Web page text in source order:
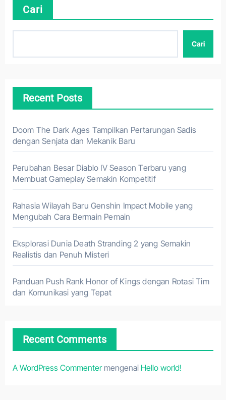
Cari
Cari
Recent Posts
Doom The Dark Ages Tampilkan Pertarungan Sadis
dengan Senjata dan Mekanik Baru
Perubahan Besar Diablo IV Season Terbaru yang
Membuat Gameplay Semakin Kompetitif
Rahasia Wilayah Baru Genshin Impact Mobile yang
Mengubah Cara Bermain Pemain
Eksplorasi Dunia Death Stranding 2 yang Semakin
Realistis dan Penuh Misteri
Panduan Push Rank Honor of Kings dengan Rotasi Tim
dan Komunikasi yang Tepat
Recent Comments
A WordPress Commentermengenai Hello world!